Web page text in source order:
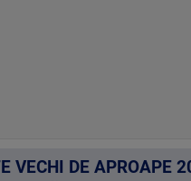
VECHI DE APROAPE